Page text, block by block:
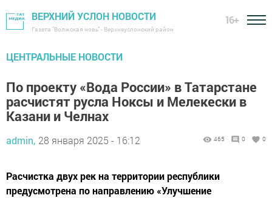
ВЕРХНИЙ УСЛОН НОВОСТИ
Газета "Волжская новь" - Верхнеуслонский район
16+
ЦЕНТРАЛЬНЫЕ НОВОСТИ
По проекту «Вода России» в Татарстане
расчистят русла Ноксы и Мелекески в
Казани и Челнах
admin, 28 января 2025 - 16:12 465 0 0
Расчистка двух рек на территории республики
предусмотрена по направлению «Улучшение